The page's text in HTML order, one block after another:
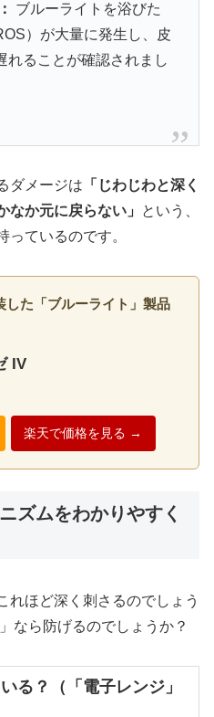
ブルーライトを浴びた
）が大量に発生し、皮
れることが確認されまし
ダメージは 「じわじわと深く
なか元に戻らない」
という、
っているのです。
した「ブルーライト」製品
IV
楽天で価格を見る →
ズムをわかりやすく
れほど深く刺さるのでしょう
なら防げるのでしょうか？
る？（「電子レンジ」